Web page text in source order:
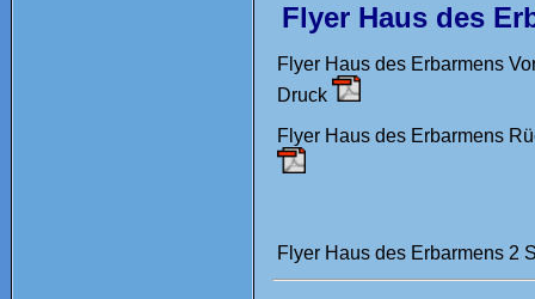
Flyer Haus des
Flyer Haus des Erbarmens
Druck
Flyer Haus des Erbarmens
Flyer Haus des Erbarmens 2